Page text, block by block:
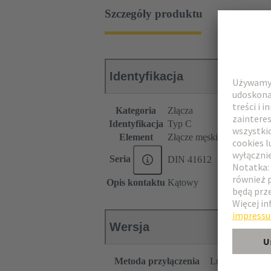
Szczegóły produktu
Identyfikacja
Kategoria
Złącza
Identyfikacja Typ C
Element
Złącze męskie
Seria DIN 41612
Opis kontaktu Kątowy
Wersja
Metoda przyłączenia
Lutowane na